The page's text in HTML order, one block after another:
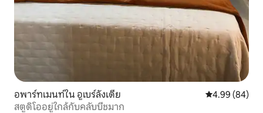
อพาร์ทเมนท์ใน อูเบร์ลังเดีย คะแนนเฉลี่ย
4.99 (84)
สตูดิโออยู่ใกล้กับคลับบีชมาก